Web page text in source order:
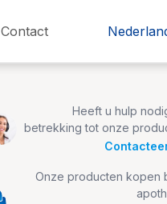
Contact
Heeft u hulp
betrekking tot onze
Onze producten kopen